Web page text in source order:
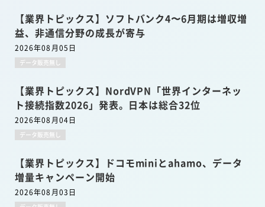
【業界トピックス】ソフトバンク4〜6月期は増収増
益、非通信分野の成長が寄与
2026年08月05日
データ販売無し
【業界トピックス】NordVPN「世界インターネッ
ト接続指数2026」発表。日本は総合32位
2026年08月04日
データ販売無し
【業界トピックス】ドコモminiとahamo、データ
増量キャンペーン開始
2026年08月03日